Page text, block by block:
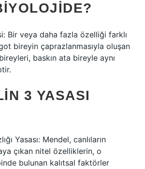
Bir veya daha fazla özelliği farklı
bireyin çaprazlanmasıyla oluşan
baskın ata bireyle aynı
3 YASASI
Yasası: Mendel, canlıların
çıkan nitel özelliklerin, o
bulunan kalıtsal faktörler